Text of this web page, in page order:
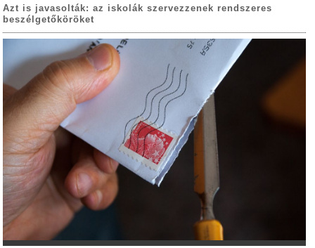
Azt is javasolták: az iskolák szervezzenek rendszeres
beszélgetőköröket